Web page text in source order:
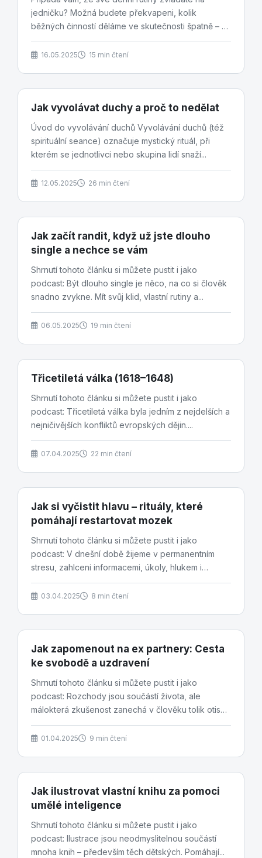
jedničku? Možná budete překvapeni, kolik
běžných činností děláme ve skutečnosti špatně – a
vůbec si to...
16.05.2025 15 min čtení
Jak vyvolávat duchy a proč to nedělat
Úvod do vyvolávání duchů Vyvolávání duchů (též
spirituální seance) označuje mystický rituál, při
kterém se jednotlivci nebo skupina lidí snaží...
12.05.2025 26 min čtení
Jak začít randit, když už jste dlouho
single a nechce se vám
Shrnutí tohoto článku si můžete pustit i jako
podcast: Být dlouho single je něco, na co si člověk
snadno zvykne. Mít svůj klid, vlastní rutiny a...
06.05.2025 19 min čtení
Třicetiletá válka (1618–1648)
Shrnutí tohoto článku si můžete pustit i jako
podcast: Třicetiletá válka byla jedním z nejdelších a
nejničivějších konfliktů evropských dějin....
07.04.2025 22 min čtení
Jak si vyčistit hlavu – rituály, které
pomáhají restartovat mozek
Shrnutí tohoto článku si můžete pustit i jako
podcast: V dnešní době žijeme v permanentním
stresu, zahlceni informacemi, úkoly, hlukem i
vlastním...
03.04.2025 8 min čtení
Jak zapomenout na ex partnery: Cesta
ke svobodě a uzdravení
Shrnutí tohoto článku si můžete pustit i jako
podcast: Rozchody jsou součástí života, ale
málokterá zkušenost zanechá v člověku tolik otisků
jako...
01.04.2025 9 min čtení
Jak ilustrovat vlastní knihu za pomoci
umělé inteligence
​Shrnutí tohoto článku si můžete pustit i jako
podcast: Ilustrace jsou neodmyslitelnou součástí
mnoha knih – především těch dětských. Pomáhají...